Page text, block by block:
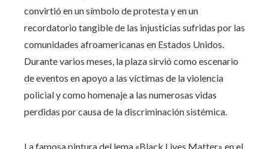
convirtió en un símbolo de protesta y en un
recordatorio tangible de las injusticias sufridas por las
comunidades afroamericanas en Estados Unidos.
Durante varios meses, la plaza sirvió como escenario
de eventos en apoyo a las víctimas de la violencia
policial y como homenaje a las numerosas vidas
perdidas por causa de la discriminación sistémica.
La famosa pintura del lema «Black Lives Matter» en el